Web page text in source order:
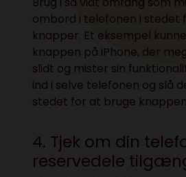
ombord i telefonen i stedet
knapper. Et eksempel
knappen på iPhone, der
slidt og mister sin
ind i selve telefonen og slå
stedet for at bruge
4. Tjek om din
reservedele